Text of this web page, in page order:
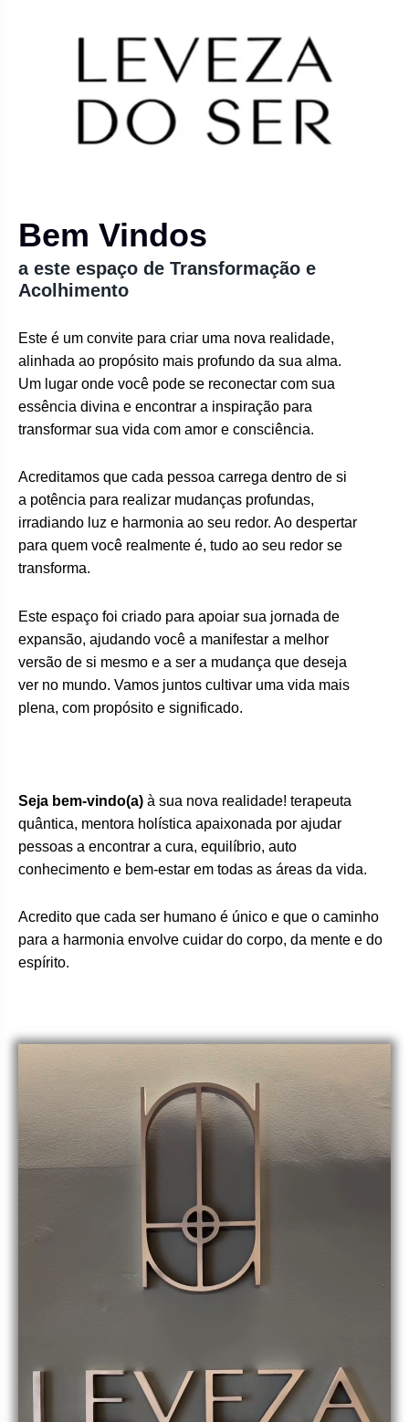
Bem Vindos
a este espaço de Transformação e
Acolhimento
Este é um convite para criar uma nova realidade,
alinhada ao propósito mais profundo da sua alma.
Um lugar onde você pode se reconectar com sua
essência divina e encontrar a inspiração para
transformar sua vida com amor e consciência.
Acreditamos que cada pessoa carrega dentro de si
a potência para realizar mudanças profundas,
irradiando luz e harmonia ao seu redor. Ao despertar
para quem você realmente é, tudo ao seu redor se
transforma.
Este espaço foi criado para apoiar sua jornada de
expansão, ajudando você a manifestar a melhor
versão de si mesmo e a ser a mudança que deseja
ver no mundo. Vamos juntos cultivar uma vida mais
plena, com propósito e significado.
Seja bem-vindo(a) à sua nova realidade! terapeuta
quântica, mentora holística apaixonada por ajudar
pessoas a encontrar a cura, equilíbrio, auto
conhecimento e bem-estar em todas as áreas da vida.
Acredito que cada ser humano é único e que o caminho
para a harmonia envolve cuidar do corpo, da mente e do
espírito.